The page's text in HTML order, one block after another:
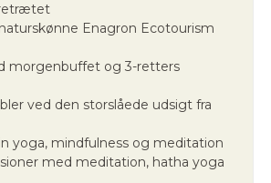
Enagron Ecotourism
morgenbuffet og 3-retters
ved den storslåede udsigt fra
yoga, mindfulness og meditation
med meditation, hatha yoga